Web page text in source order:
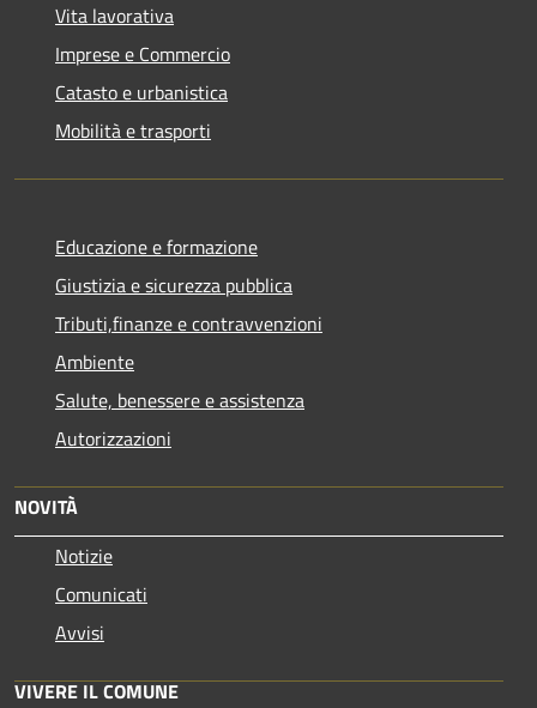
Vita lavorativa
Imprese e Commercio
Catasto e urbanistica
Mobilità e trasporti
Educazione e formazione
Giustizia e sicurezza pubblica
Tributi,finanze e contravvenzioni
Ambiente
Salute, benessere e assistenza
Autorizzazioni
NOVITÀ
Notizie
Comunicati
Avvisi
VIVERE IL COMUNE